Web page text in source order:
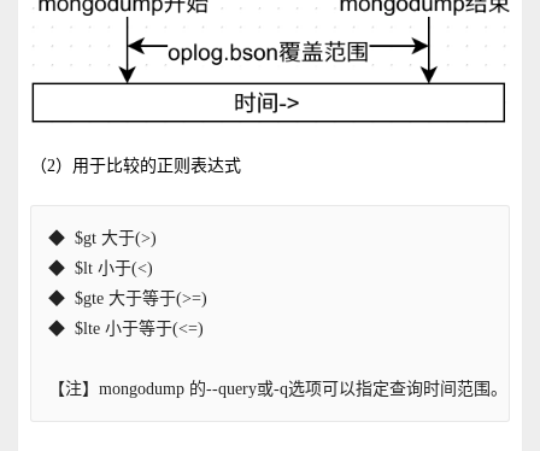
（2）用于比较的正则表达式
◆  $gt 大于(>)
◆  $lt 小于(<)
◆  $gte 大于等于(>=)
◆  $lte 小于等于(<=)
【注】mongodump 的--query或-q选项可以指定查询时间范围。